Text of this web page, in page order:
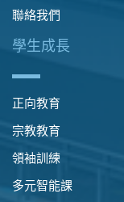
聯絡我們
學生成長
正向教育
宗教教育
領袖訓練
多元智能課